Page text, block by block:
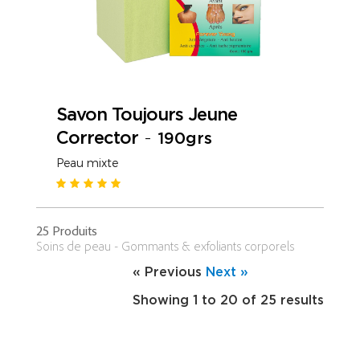
Savon Toujours Jeune
Corrector- 190grs
Peau mixte
25 Produits
Soins de peau - Gommants & exfoliants corporels
« Previous Next »
Showing1 to 20 of 25 results